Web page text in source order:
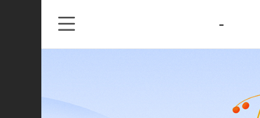
-